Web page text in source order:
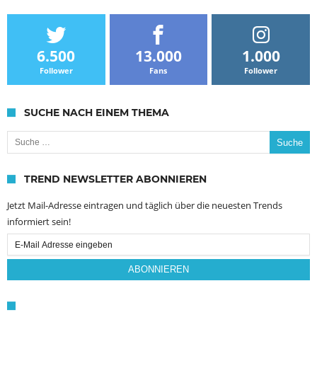
6.500
Follower
13.000
Fans
1.000
Follower
SUCHE NACH EINEM THEMA
Suche nach:
TREND NEWSLETTER ABONNIEREN
Jetzt Mail-Adresse eintragen und täglich über die neuesten Trends
informiert sein!
Email
Subscription
ABONNIEREN